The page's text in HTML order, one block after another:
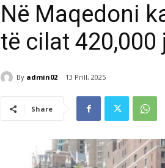
Në Maqedoni
të cilat
By admin02 13 Prill, 2025
Share